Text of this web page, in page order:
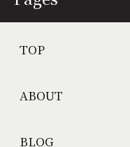
TOP
ABOUT
BLOG